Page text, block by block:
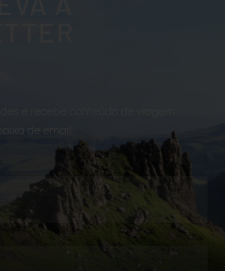
de email.